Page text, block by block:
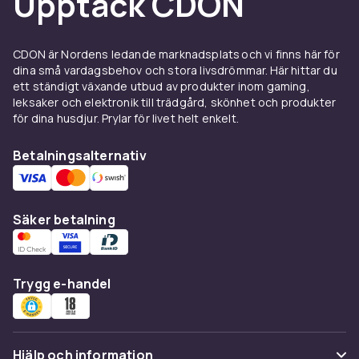
friktion mot underlaget. När bakdäcken slits ut
sluttningar och mjukare mark.
Välj alltid däck i exakt samma dimension som
originalutrustningen anger. Däckdimensionen
anges vanligtvis i formatet bredd/profil-
20x8.00-8. Du hittar rätt dimension i maskinens
manual eller på det befintliga däcket.
Komplettera med tillbehör som
ochgräsklipparremmar
service.
markförhållanden avgör val
av gräsklippardäck
Om du klipper i sluttande terräng, på fuktig
CDON är Nordens ledande marknadsplats och vi finns här för
dina små vardagsbehov och stora livsdrömmar. Här hittar du
ett ständigt växande utbud av produkter inom gaming,
leksaker och elektronik till trädgård, skönhet och produkter
för dina husdjur. Prylar för livet helt enkelt.
Betalningsalternativ
Säker betalning
Trygg e-handel
Hjälp och information